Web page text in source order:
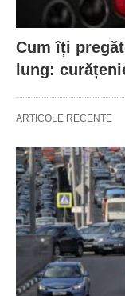
Cum îți
lung:
ARTICOLE RECENTE